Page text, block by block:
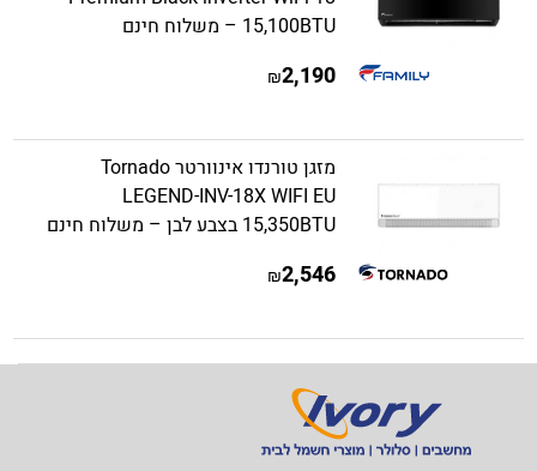
15,100BTU – משלוח חינם
2,190
₪
מזגן טורנדו אינוורטר Tornado
LEGEND-INV-18X WIFI EU
15,350BTU בצבע לבן – משלוח חינם
2,546
₪